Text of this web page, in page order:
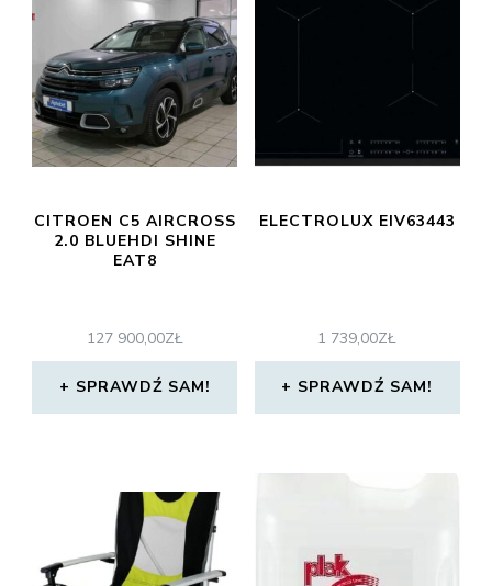
CITROEN C5 AIRCROSS
2.0 BLUEHDI SHINE
EAT8
127 900,00ZŁ
SPRAWDŹ SAM!
ELECTROLUX EIV63443
1 739,00ZŁ
SPRAWDŹ SAM!